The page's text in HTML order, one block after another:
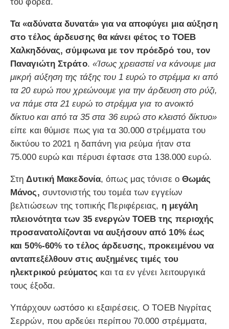
Τα «αδύνατα δυνατά» για να αποφύγει μια αύξηση
στο τέλος άρδευσης θα κάνει φέτος το ΤΟΕΒ
Χαλκηδόνας, σύμφωνα με τον πρόεδρό του, τον
Παναγιώτη Στράτο. «Ίσως χρειαστεί να κάνουμε μια
μικρή αύξηση της τάξης του 1 ευρώ το στρέμμα κι από
τα 20 ευρώ που χρεώνουμε για την άρδευση στο ρύζι,
να πάμε στα 21 ευρώ το στρέμμα για το ανοικτό
δίκτυο και από τα 35 στα 36 ευρώ στο κλειστό δίκτυο»
είπε και θύμισε πως για τα 30.000 στρέμματα του
δικτύου το 2021 η δαπάνη για ρεύμα ήταν στα
75.000 ευρώ και πέρυσι έφτασε στα 138.000 ευρώ.
ΣτηΔυτική Μακεδονία, όπως μας τόνισε οΘωμάς
Μάνος, συντονιστής του τομέα των εγγείων
βελτιώσεων της τοπικής Περιφέρειας, η μεγάλη
πλειονότητα των 35 ενεργών ΤΟΕΒ της περιοχής
προσανατολίζονται να αυξήσουν από 10% έως
και 50%-60% το τέλος άρδευσης, προκειμένου να
ανταπεξέλθουν στις αυξημένες τιμές του
ηλεκτρικού ρεύματος και τα εν γένει λειτουργικά
τους έξοδα.
Υπάρχουν ωστόσο κι εξαιρέσεις. Ο ΤΟΕΒ Νιγρίτας
Σερρών, που αρδεύει περίπου 70.000 στρέμματα,